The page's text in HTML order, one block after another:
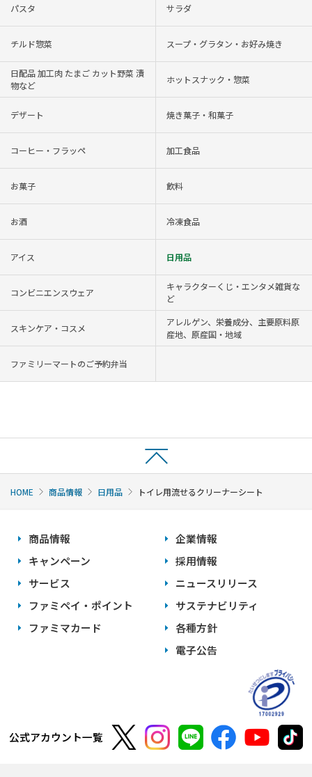
パスタ サラダ
チルド惣菜 スープ・グラタン・お好み焼き
日配品 加工肉 たまご カット野菜 漬
物など
ホットスナック・惣菜
デザート 焼き菓子・和菓子
コーヒー・フラッペ 加工食品
お菓子 飲料
お酒 冷凍食品
アイス 日用品
コンビニエンスウェア
キャラクターくじ・エンタメ雑貨な
ど
スキンケア・コスメ
アレルゲン、栄養成分、主要原料原
産地、原産国・地域
ファミリーマートのご予約弁当
HOME 商品情報 日用品 トイレ用流せるクリーナーシート
商品情報
キャンペーン
サービス
ファミペイ・ポイント
ファミマカード
企業情報
採用情報
ニュースリリース
サステナビリティ
各種方針
電子公告
公式アカウント一覧